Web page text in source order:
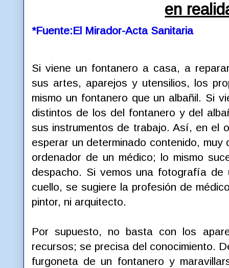
en
*Fuente:El Mirador-Acta Sanitaria
Si viene un fontanero a casa, a
sus artes, aparejos y utensilios, los
mismo un fontanero que un albañil. Si
distintos de los del fontanero y del
sus instrumentos de trabajo. Así, en el
esperar un determinado contenido,
ordenador de un médico; lo mismo
despacho. Si vemos una fotografía
cuello, se sugiere la profesión de
pintor, ni arquitecto.
Por supuesto, no basta con los
recursos; se precisa del conocimiento.
furgoneta de un fontanero y